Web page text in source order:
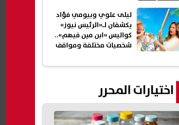
ليلى علوي وبيومي فؤاد
يكشفان لـ«الرئيس نيوز»
كواليس «ابن مين فيهم»..
شخصيات مختلفة ومواقف
اختيارات المحرر